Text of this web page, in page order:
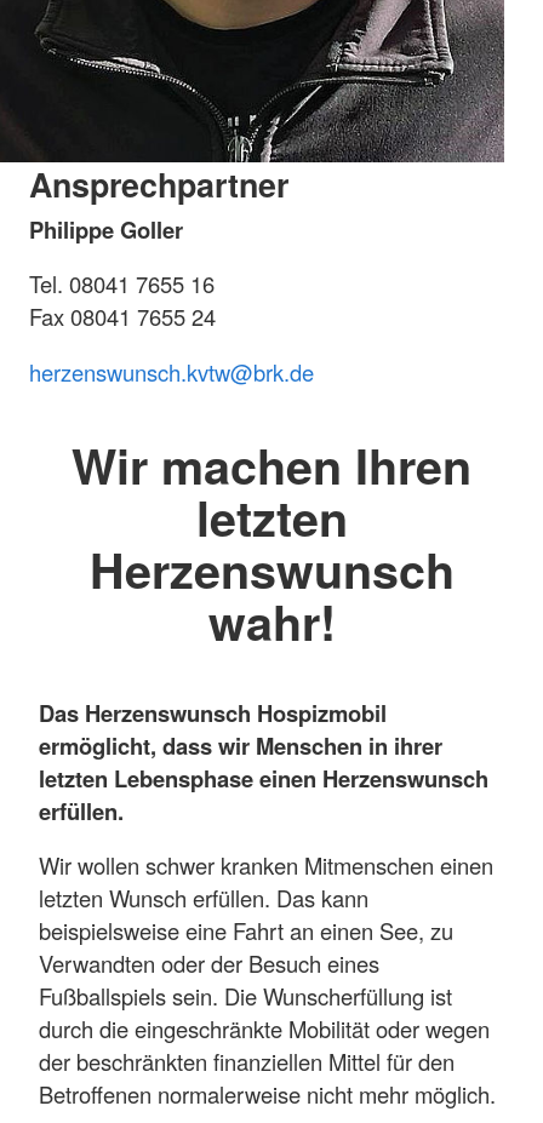
Ansprechpartner
Philippe Goller
Tel. 08041 7655 16
Fax 08041 7655 24
herzenswunsch.kvtw@brk.de
Wir machen Ihren
letzten
Herzenswunsch
wahr!
Das Herzenswunsch Hospizmobil
ermöglicht, dass wir Menschen in ihrer
letzten Lebensphase einen Herzenswunsch
erfüllen.
Wir wollen schwer kranken Mitmenschen einen
letzten Wunsch erfüllen. Das kann
beispielsweise eine Fahrt an einen See, zu
Verwandten oder der Besuch eines
Fußballspiels sein. Die Wunscherfüllung ist
durch die eingeschränkte Mobilität oder wegen
der beschränkten finanziellen Mittel für den
Betroffenen normalerweise nicht mehr möglich.